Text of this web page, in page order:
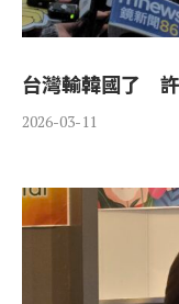
台灣輸韓國了 許
2026-03-11